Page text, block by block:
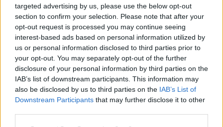
targeted advertising by us, please use the below opt-out
section to confirm your selection. Please note that after your
opt-out request is processed you may continue seeing
interest-based ads based on personal information utilized by
us or personal information disclosed to third parties prior to
your opt-out. You may separately opt-out of the further
disclosure of your personal information by third parties on the
IAB’s list of downstream participants. This information may
also be disclosed by us to third parties on the IAB’s List of
Downstream Participants that may further disclose it to other
βαθμό τα προβλήματα των ελλείψεων. Ήδη για το
Νοσοκομείο Σπάρτης έχουν εγκριθεί δυο μόνιμες
θέσεις ιατρών (καθώς και μια για την Μονάδα των
Μολάων), μια μόνιμη θέση φαρμακοποιού, ενώ
σύντομα ενεργοποιούνται πέντε θέσεις νοσηλευτών
απ την προκήρυξη 5Κ/2015, ανεξάρτητα από τις
θέσεις επικουρικού προσωπικού που έχουν εγκριθεί
τόσο για την Σπάρτη όσο και για τους Μολάους».